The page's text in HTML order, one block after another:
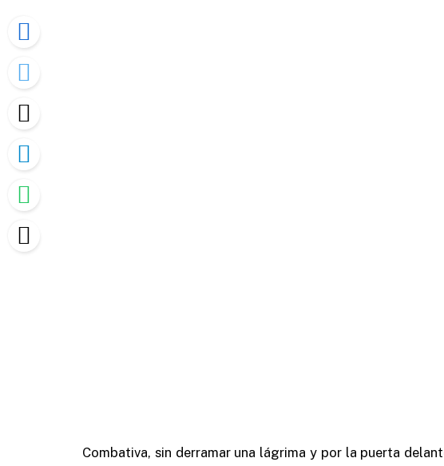
Combativa, sin derramar una lágrima y por la puerta